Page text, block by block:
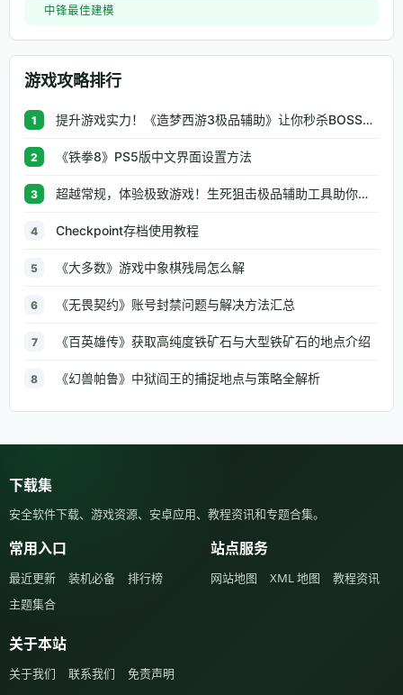
中锋最佳建模
游戏攻略排行
1 提升游戏实力！《造梦西游3极品辅助》让你秒杀BOSS、逆天属性一键修改
2 《铁拳8》PS5版中文界面设置方法
3 超越常规，体验极致游戏！生死狙击极品辅助工具助你无往不利
4 Checkpoint存档使用教程
5 《大多数》游戏中象棋残局怎么解
6 《无畏契约》账号封禁问题与解决方法汇总
7 《百英雄传》获取高纯度铁矿石与大型铁矿石的地点介绍
8 《幻兽帕鲁》中狱阎王的捕捉地点与策略全解析
下载集
安全软件下载、游戏资源、安卓应用、教程资讯和专题合集。
常用入口
最近更新 装机必备
排行榜
主题集合
站点服务
网站地图 XML 地图 教程资讯
关于本站
关于我们 联系我们 免责声明